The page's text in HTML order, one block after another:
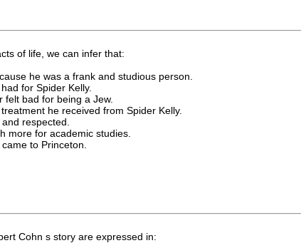
of life, we can infer that:
he was a frank and studious person.
for Spider Kelly.
felt bad for being a Jew.
he received from Spider Kelly.
respected.
more for academic studies.
to Princeton.
Cohn s story are expressed in: